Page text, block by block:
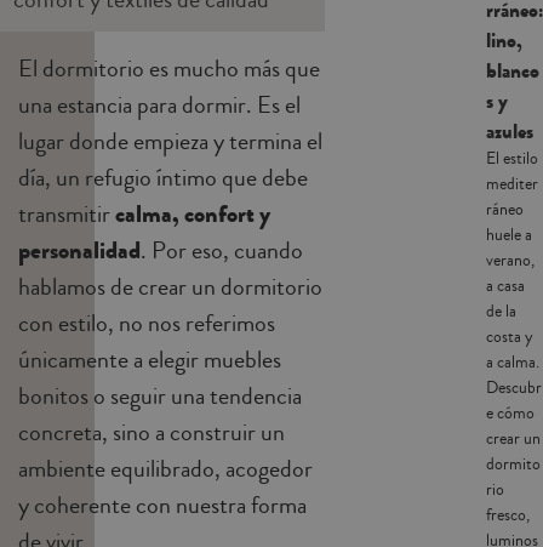
El dormitorio es mucho más que
una estancia para dormir. Es el
lugar donde empieza y termina el
día, un refugio íntimo que debe
transmitircalma, confort y
personalidad. Por eso, cuando
hablamos de crear un dormitorio
con estilo, no nos referimos
únicamente a elegir muebles
bonitos o seguir una tendencia
concreta, sino a construir un
ambiente equilibrado, acogedor
y coherente con nuestra forma
rráneo:
lino,
blanco
s y
azules
El estilo
mediter
ráneo
huele a
verano,
a casa
de la
costa y
a calma.
Descubr
e cómo
crear un
dormito
rio
fresco,
luminos